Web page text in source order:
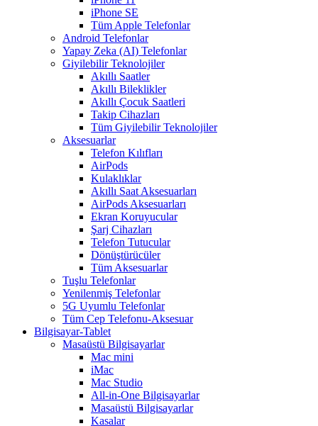
iPhone SE
Tüm Apple Telefonlar
Android Telefonlar
Yapay Zeka (AI) Telefonlar
Giyilebilir Teknolojiler
Akıllı Saatler
Akıllı Bileklikler
Akıllı Çocuk Saatleri
Takip Cihazları
Tüm Giyilebilir Teknolojiler
Aksesuarlar
Telefon Kılıfları
AirPods
Kulaklıklar
Akıllı Saat Aksesuarları
AirPods Aksesuarları
Ekran Koruyucular
Şarj Cihazları
Telefon Tutucular
Dönüştürücüler
Tüm Aksesuarlar
Tuşlu Telefonlar
Yenilenmiş Telefonlar
5G Uyumlu Telefonlar
Tüm Cep Telefonu-Aksesuar
Bilgisayar-Tablet
Masaüstü Bilgisayarlar
Mac mini
iMac
Mac Studio
All-in-One Bilgisayarlar
Masaüstü Bilgisayarlar
Kasalar